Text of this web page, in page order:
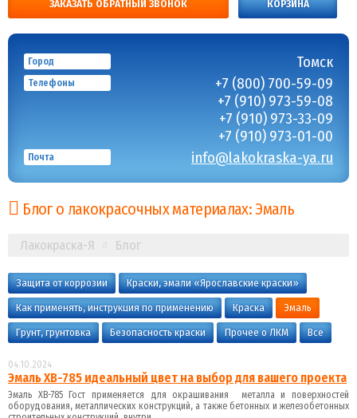
ЗАКАЗАТЬ ОБРАТНЫЙ ЗВОНОК КОРЗИНА
Город Томск
Телефоны
+7 (800) 700-59-09
+7 (910) 973-59-08
+7 (910) 973-33-09
+7 (910) 973-01-00
Почта info@lakokraska-ya.ru
Блог о лакокрасочных материалах: Эмаль
Лакокраска-Я Блог
Защита от коррозии
Краски, эмали «Ярославские краски»
Как применять, инструкция по применению
Краска
Эмаль
Грунт, грунтовка
Безопасность краски Прочее о ЛКМ Все
04.10.2024
Эмаль ХВ-785 идеальный цвет на выбор для вашего проекта
Эмаль ХВ-785 Гост применяется для окрашивания металла и поверхностей
оборудования, металлических конструкций, а также бетонных и железобетонных